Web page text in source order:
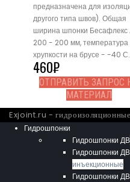
предназначена для
другого типа швов). Общая
ширина шпонки Бесафлекс
200 - 200 мм, температура
хрупкости на брусе - -40 С.
460₽
ОТПРАВИТЬ ЗАПРОС
МАТЕРИАЛ
Exjoint.ru -
Гидрошпонки
Гидрошпонки ДВ
Гидрошпонки
инъекционные
Гидрошпонки